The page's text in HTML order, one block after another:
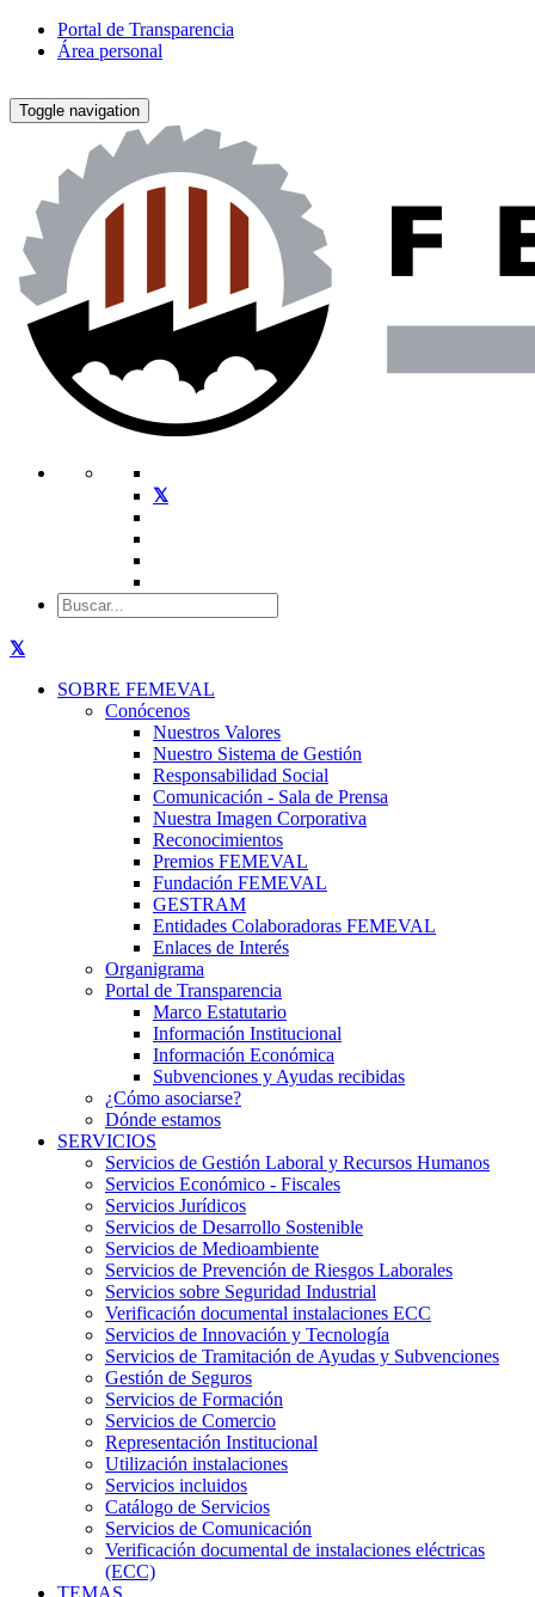
Portal de Transparencia
Área personal
Toggle navigation
SOBRE FEMEVAL
Conócenos
Nuestros Valores
Nuestro Sistema de Gestión
Responsabilidad Social
Comunicación - Sala de Prensa
Nuestra Imagen Corporativa
Reconocimientos
Premios FEMEVAL
Fundación FEMEVAL
GESTRAM
Entidades Colaboradoras FEMEVAL
Enlaces de Interés
Organigrama
Portal de Transparencia
Marco Estatutario
Información Institucional
Información Económica
Subvenciones y Ayudas recibidas
¿Cómo asociarse?
Dónde estamos
SERVICIOS
Servicios de Gestión Laboral y Recursos Humanos
Servicios Económico - Fiscales
Servicios Jurídicos
Servicios de Desarrollo Sostenible
Servicios de Medioambiente
Servicios de Prevención de Riesgos Laborales
Servicios sobre Seguridad Industrial
Verificación documental instalaciones ECC
Servicios de Innovación y Tecnología
Servicios de Tramitación de Ayudas y Subvenciones
Gestión de Seguros
Servicios de Formación
Servicios de Comercio
Representación Institucional
Utilización instalaciones
Servicios incluidos
Catálogo de Servicios
Servicios de Comunicación
Verificación documental de instalaciones eléctricas
(ECC)
TEMAS